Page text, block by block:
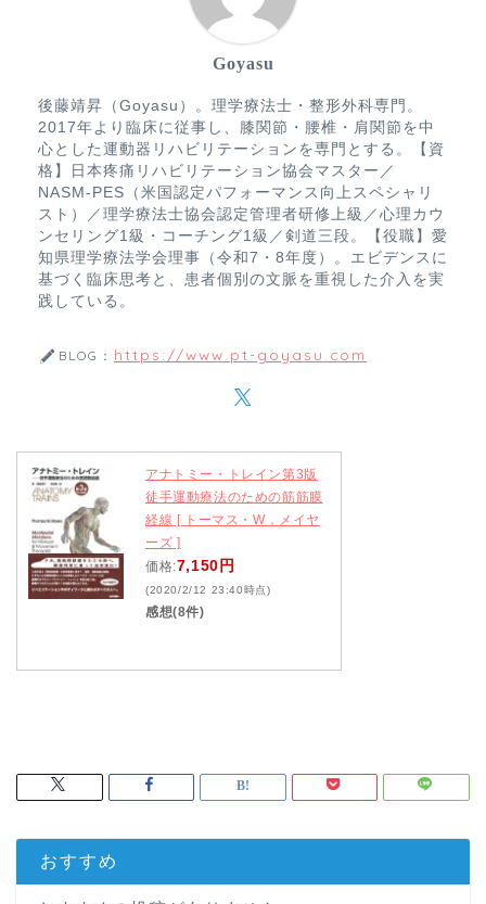
Goyasu
後藤靖昇（Goyasu）。理学療法士・整形外科専門。
2017年より臨床に従事し、膝関節・腰椎・肩関節を中
心とした運動器リハビリテーションを専門とする。【資
格】日本疼痛リハビリテーション協会マスター／
NASM-PES（米国認定パフォーマンス向上スペシャリ
スト）／理学療法士協会認定管理者研修上級／心理カウ
ンセリング1級・コーチング1級／剣道三段。【役職】愛
知県理学療法学会理事（令和7・8年度）。エビデンスに
基づく臨床思考と、患者個別の文脈を重視した介入を実
践している。
BLOG： https://www.pt-goyasu.com
アナトミー・トレイン第3版
徒手運動療法のための筋筋膜
経線 [ トーマス・W．メイヤ
ーズ ]
価格:7,150円
(2020/2/12 23:40時点)
感想(8件)
おすすめ